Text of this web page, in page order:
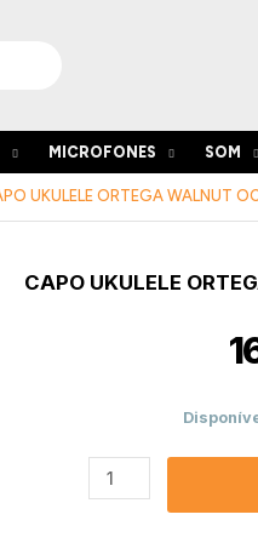
MICROFONES SOM
UKULELE ORTEGA WALNUT
CAPO UKULELE
de
OCAPOUKE-